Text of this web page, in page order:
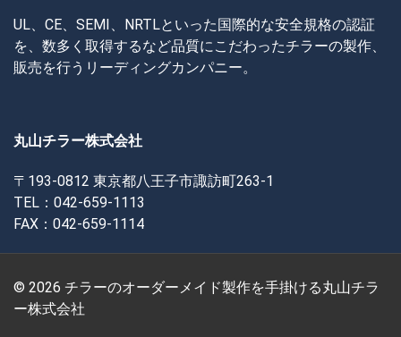
UL、CE、SEMI、NRTLといった国際的な安全規格の認証
を、数多く取得するなど品質にこだわったチラーの製作、
販売を行うリーディングカンパニー。
丸山チラー株式会社
〒193-0812 東京都八王子市諏訪町263-1
TEL：042-659-1113
FAX：042-659-1114
© 2026 チラーのオーダーメイド製作を手掛ける丸山チラ
ー株式会社